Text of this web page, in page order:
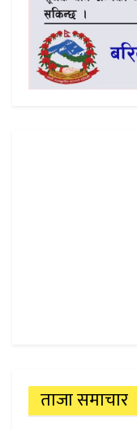
ताजा समाचार